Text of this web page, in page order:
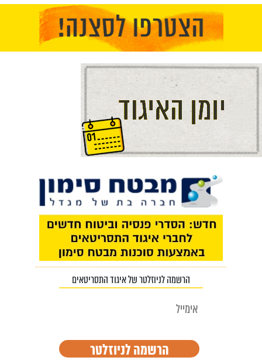
הרשמה לניוזלטר של איגוד התסריטאים